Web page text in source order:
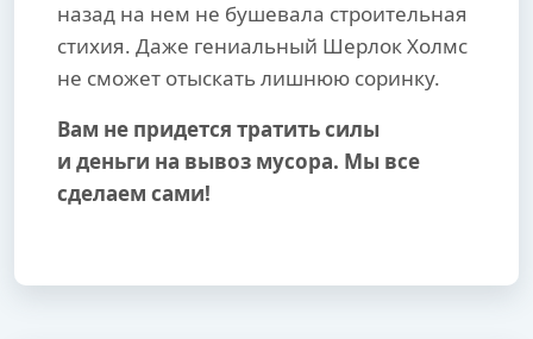
назад на нем не бушевала строительная
стихия. Даже гениальный Шерлок Холмс
не сможет отыскать лишнюю соринку.
Вам не придется тратить силы
и деньги на вывоз мусора. Мы все
сделаем сами!